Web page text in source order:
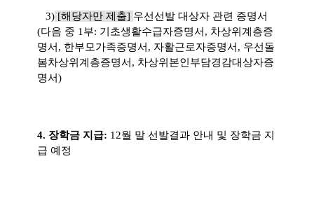
3) [해당자만 제출] 우선선발 대상자 관련 증명서
(다음 중 1부: 기초생활수급자증명서, 차상위계층증
명서, 한부모가족증명서, 자활근로자증명서, 우선돌
봄차상위계층증명서, 차상위본인부담경감대상자증
명서)
4. 장학금 지급: 12월 말 선발결과 안내 및 장학금 지
급 예정